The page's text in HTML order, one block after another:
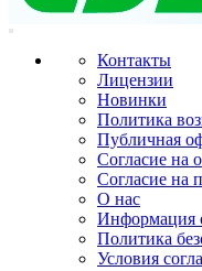
Контакты
Лицензии
Новинки
Политика
Публичная
Согласие на
Согласие на
О нас
Информация
Политика
Условия